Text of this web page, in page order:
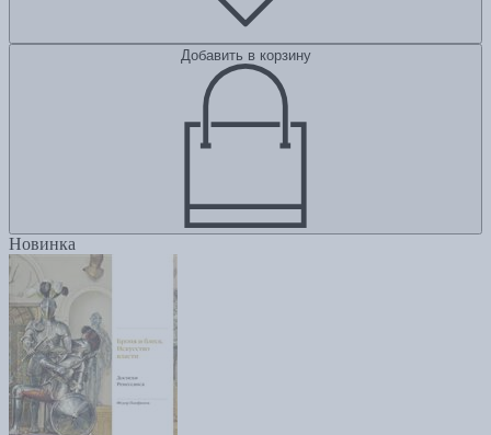
Добавить в корзину
Новинка